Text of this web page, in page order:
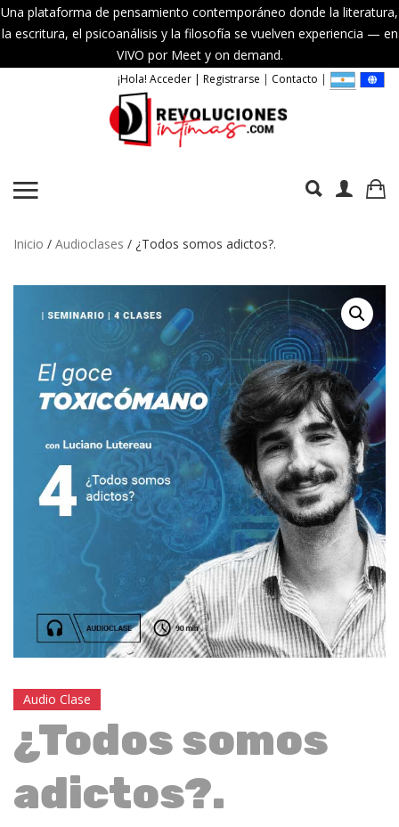
Una plataforma de pensamiento contemporáneo donde la literatura,
la escritura, el psicoanálisis y la filosofía se vuelven experiencia — en
VIVO por Meet y on demand.
¡Hola! Acceder | Registrarse | Contacto |
Inicio / Audioclases / ¿Todos somos adictos?.
Audio Clase
¿Todos somos
adictos?.